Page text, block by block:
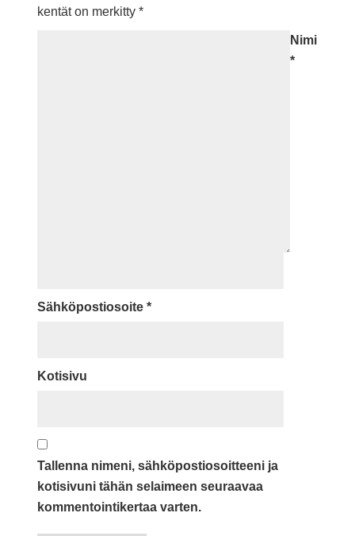
kentät on merkitty *
Nimi
*
Sähköpostiosoite *
Kotisivu
Tallenna nimeni, sähköpostiosoitteeni ja
kotisivuni tähän selaimeen seuraavaa
kommentointikertaa varten.